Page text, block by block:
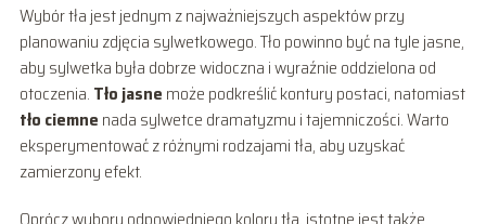
Wybór tła jest jednym z najważniejszych aspektów przy
planowaniu zdjęcia sylwetkowego. Tło powinno być na tyle jasne,
aby sylwetka była dobrze widoczna i wyraźnie oddzielona od
otoczenia. Tło jasne może podkreślić kontury postaci, natomiast
tło ciemne nada sylwetce dramatyzmu i tajemniczości. Warto
eksperymentować z różnymi rodzajami tła, aby uzyskać
zamierzony efekt.